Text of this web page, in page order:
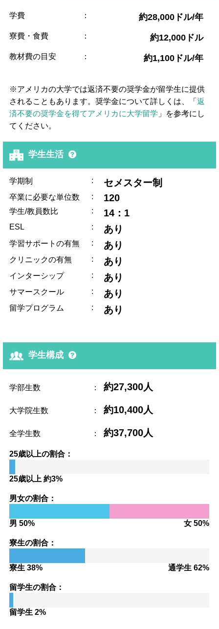
学費 ： 約28,000ドル/年
寮費・食費 ： 約12,000ドル
教材費の目安 ： 約1,100ドル/年
※アメリカの大学では返済不要の奨学金が留学生に提供
されることもあります。奨学金について詳しくは、「返
済不要の奨学金を得てアメリカに大学留学 」を参考にし
てください。
学生生活
学期制 : セメスター制
卒業に必要な単位数 : 120
学生/教員数比 : 14：1
ESL : あり
学習サポートの有無 : あり
クリニックの有無 : あり
インターシップ : あり
サマースクール : あり
留学プログラム : あり
学生構成
学部生数 ： 約27,300人
大学院生数 ： 約10,400人
全学生数 ： 約37,700人
25歳以上の割合：
25歳以上 約3%
男女の割合：
男 50% 女 50%
寮生の割合：
寮生 38% 通学生 62%
留学生の割合：
留学生 2%